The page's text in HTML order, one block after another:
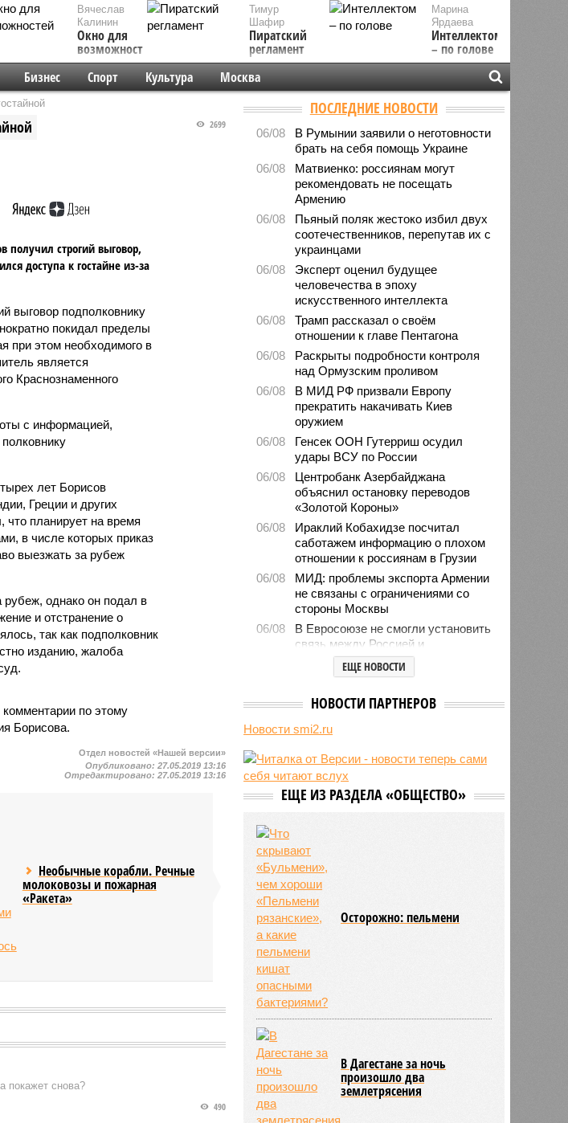
Вячеслав
Калинин
Окно для
возможностей
Марина
Ярдаева
Интеллектом
– по голове
Тимур
Шафир
Пиратский
регламент
Бизнес Спорт Культура Москва
2699
получил строгий выговор,
доступа к гостайне из-за
выговор подполковнику
покидал пределы
при этом необходимого в
является
Краснознаменного
с информацией,
лет Борисов
Греции и других
что планирует на время
в числе которых приказ
выезжать за рубеж
однако он подал в
и отстранение о
так как подполковник
изданию, жалоба
по этому
Борисова.
Отдел новостей «Нашей версии»
Опубликовано:27.05.2019 13:16
Отредактировано:27.05.2019 13:16
Необычные корабли. Речные
молоковозы и пожарная
«Ракета»
покажет снова?
490
ПОСЛЕДНИЕ НОВОСТИ
06/08
В Румынии заявили о неготовности
брать на себя помощь Украине
06/08
Матвиенко: россиянам могут
рекомендовать не посещать
Армению
06/08
Пьяный поляк жестоко избил двух
соотечественников, перепутав их с
украинцами
06/08
Эксперт оценил будущее
человечества в эпоху
искусственного интеллекта
06/08
Трамп рассказал о своём
отношении к главе Пентагона
06/08
Раскрыты подробности контроля
над Ормузским проливом
06/08
В МИД РФ призвали Европу
прекратить накачивать Киев
оружием
06/08
Генсек ООН Гутерриш осудил
удары ВСУ по России
06/08
Центробанк Азербайджана
объяснил остановку переводов
«Золотой Короны»
06/08
Ираклий Кобахидзе посчитал
саботажем информацию о плохом
отношении к россиянам в Грузии
06/08
МИД: проблемы экспорта Армении
не связаны с ограничениями со
стороны Москвы
06/08
В Евросоюзе не смогли установить
связь между Россией и
миграционным кризисом в Сеуте
Ямпольская объяснила причины
ведущие вузы страны
06/08
Euractiv: закрытие границы с
экономики Финляндии
06/08
Минобрнауки осенью примет
решение о правилах приёма на
ЕЩЕ НОВОСТИ
НОВОСТИ ПАРТНЕРОВ
Новости smi2.ru
ЕЩЕ ИЗ РАЗДЕЛА «ОБЩЕСТВО»
Осторожно: пельмени
В Дагестане за ночь
произошло два
землетрясения